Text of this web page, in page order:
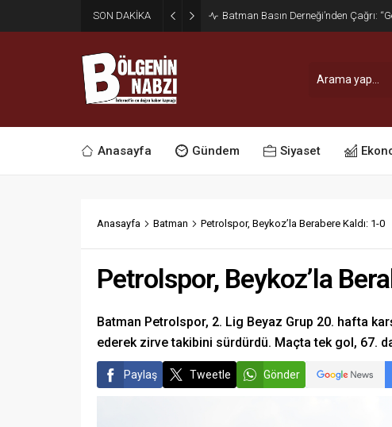
SON DAKİKA Zabıta Ekiplerinden Yol ve Kaldırım
Anasayfa Gündem Siyaset
Anasayfa Batman Petrolspor, Beykoz’la Berabere Kaldı: 1-0
Petrolspor, Beykoz’la
Batman Petrolspor, 2. Lig Beyaz Grup 20. hafta
ederek zirve takibini sürdürdü. Maçta tek gol, 67.
Paylaş Tweetle Gönder